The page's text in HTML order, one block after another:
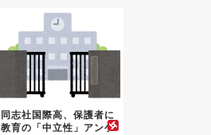
同志社国際高、保護者に
教育の「中立性」アンケ